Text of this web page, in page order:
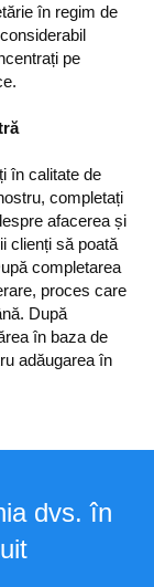
în regim de
pe
în calitate de
completați
afacerea și
clienți să poată
completarea
proces care
După
în baza de
adăugarea în
dvs. în